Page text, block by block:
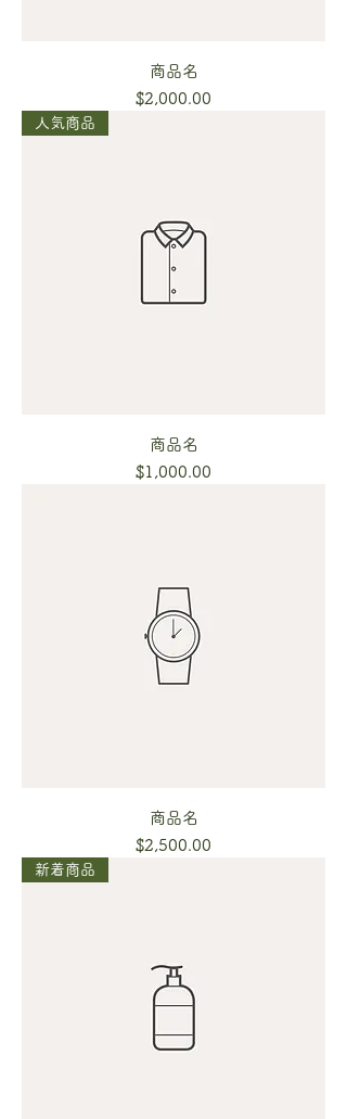
商品名
Price
$2,000.00
人気商品
商品名
Price
$1,000.00
商品名
Price
$2,500.00
新着商品